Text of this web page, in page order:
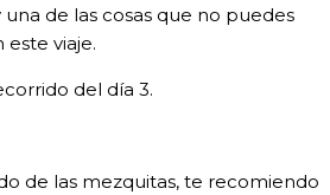
una de las cosas que no puedes
este viaje.
del día 3.
de las mezquitas, te recomiendo